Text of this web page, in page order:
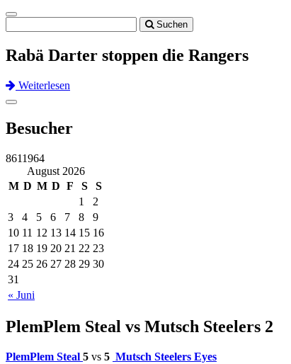
Toggle
navigation
Suchen
Rabä Darter stoppen die Rangers
Weiterlesen
Previous
Next
Toggle
Besucher
8611964
August 2026
M D M D F S S
« Juni
1
2
3
4 5 6 7 8
9
10 11 12 13 14 15 16
17 18 19 20 21 22 23
24 25 26 27 28 29 30
31
PlemPlem Steal vs Mutsch Steelers 2
PlemPlem Steal 5 vs 5 Mutsch Steelers Eyes